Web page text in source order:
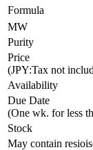
Formula
MW
Purity
Price
(JPY:Tax not
Availability
Due Date
(One wk. for less
Stock
May contain